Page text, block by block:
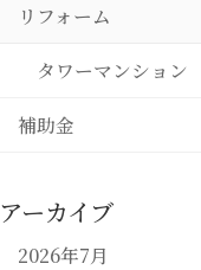
リフォーム
タワーマンション
補助金
アーカイブ
2026年7月